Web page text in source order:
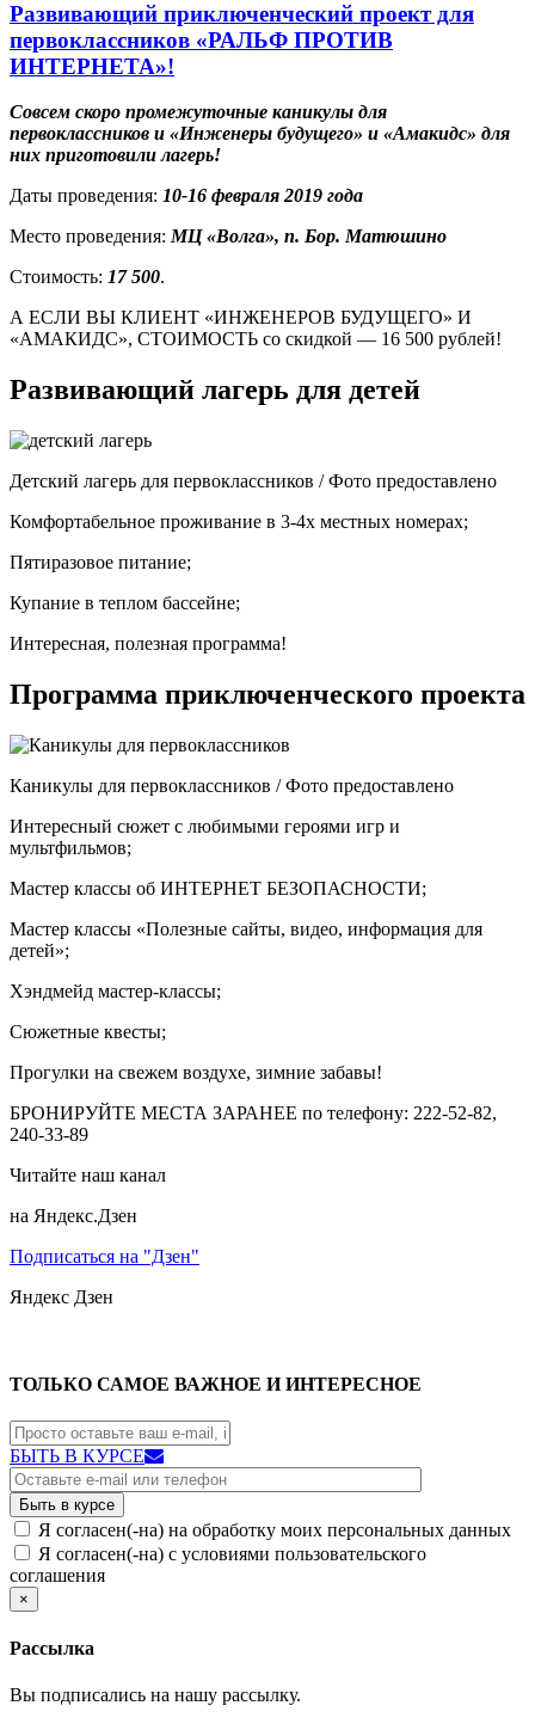
Развивающий приключенческий проект для
первоклассников «РАЛЬФ ПРОТИВ
ИНТЕРНЕТА»!
Совсем скоро промежуточные каникулы для
первоклассников и «Инженеры будущего» и «Амакидс» для
них приготовили лагерь!
Даты проведения: 10-16 февраля 2019 года
Место проведения: МЦ «Волга», п. Бор. Матюшино
Стоимость: 17 500.
А ЕСЛИ ВЫ КЛИЕНТ «ИНЖЕНЕРОВ БУДУЩЕГО» И
«АМАКИДС», СТОИМОСТЬ со скидкой — 16 500 рублей!
Развивающий лагерь для детей
Детский лагерь для первоклассников / Фото предоставлено
Комфортабельное проживание в 3-4х местных номерах;
Пятиразовое питание;
Купание в теплом бассейне;
Интересная, полезная программа!
Программа приключенческого проекта
Каникулы для первоклассников / Фото предоставлено
Интересный сюжет с любимыми героями игр и
мультфильмов;
Мастер классы об ИНТЕРНЕТ БЕЗОПАСНОСТИ;
Мастер классы «Полезные сайты, видео, информация для
детей»;
Хэндмейд мастер-классы;
Сюжетные квесты;
Прогулки на свежем воздухе, зимние забавы!
БРОНИРУЙТЕ МЕСТА ЗАРАНЕЕ по телефону: 222-52-82,
240-33-89
Читайте наш канал
на Яндекс.Дзен
Подписаться на "Дзен"
Яндекс Дзен
ТОЛЬКО САМОЕ ВАЖНОЕ И ИНТЕРЕСНОЕ
БЫТЬ В КУРСЕ
Я согласен(-на) на обработку моих персональных данных
Я согласен(-на) с условиями пользовательского
соглашения
×
Рассылка
Вы подписались на нашу рассылку.